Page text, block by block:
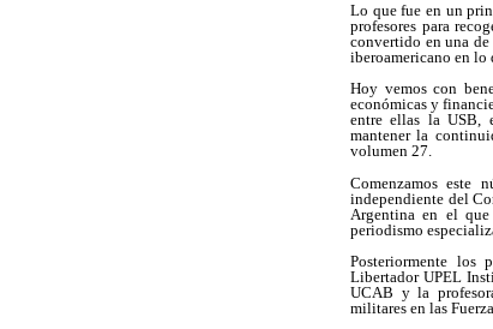
Lo que fue en un
profesores para
convertido en una
iberoamericano en lo
Hoy vemos con
económicas y
entre ellas la USB,
mantener la
volumen 27.
Comenzamos este
independiente del
Argentina en el
periodismo
Posteriormente los
Libertador UPEL
UCAB y la
militares en las